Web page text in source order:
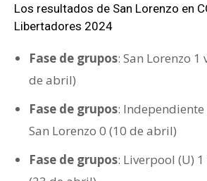
Los resultados de San Lorenzo en
Libertadores 2024
Fase de grupos: San Lorenzo 1
de abril)
Fase de grupos: Independiente
San Lorenzo 0 (10 de abril)
Fase de grupos: Liverpool (U)